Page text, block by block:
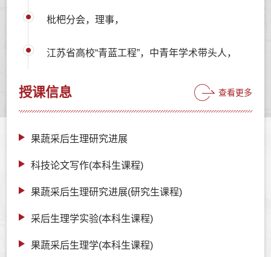
枇杷分会，理事，
江苏省高校“青蓝工程”，中青年学术带头人，
授课信息 查看更多
果蔬采后生理研究进展
科技论文写作(本科生课程)
果蔬采后生理研究进展(研究生课程)
采后生理学实验(本科生课程)
果蔬采后生理学(本科生课程)